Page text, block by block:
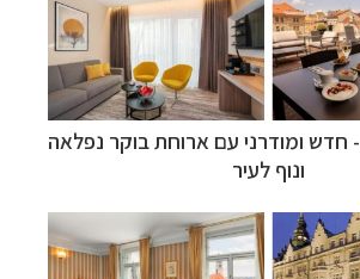
- חדש ומודרני עם ארוחת בוקר נפלאה
ונוף לעיר